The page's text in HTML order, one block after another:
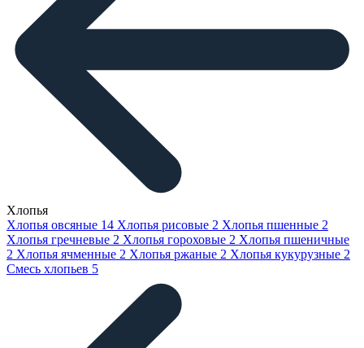
Хлопья
Хлопья овсяные 14 Хлопья рисовые 2 Хлопья пшенные 2
Хлопья гречневые 2 Хлопья гороховые 2 Хлопья пшеничные
2 Хлопья ячменные 2 Хлопья ржаные 2 Хлопья кукурузные 2
Смесь хлопьев 5